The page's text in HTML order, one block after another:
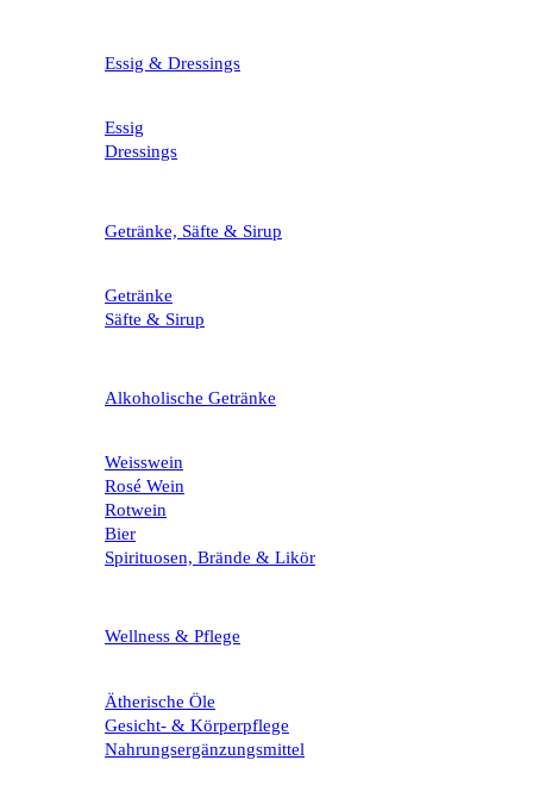
Essig & Dressings
Essig
Dressings
Getränke, Säfte & Sirup
Getränke
Säfte & Sirup
Alkoholische Getränke
Weisswein
Rosé Wein
Rotwein
Bier
Spirituosen, Brände & Likör
Wellness & Pflege
Ätherische Öle
Gesicht- & Körperpflege
Nahrungsergänzungsmittel